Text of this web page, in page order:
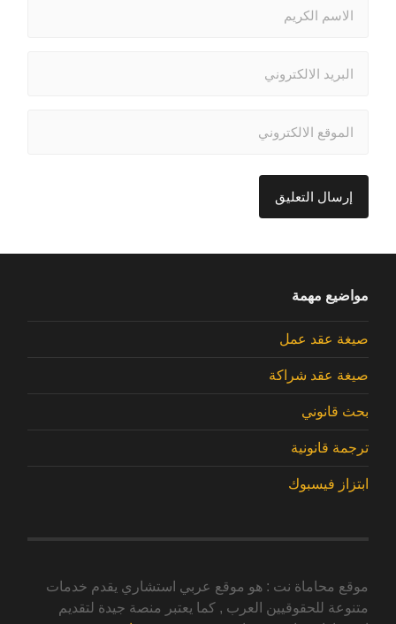
مواضيع مهمة
صيغة عقد عمل
صيغة عقد شراكة
بحث قانوني
ترجمة قانونية
ابتزاز فيسبوك
موقع محاماة نت : هو موقع عربي استشاري يقدم خدمات
متنوعة للحقوقيين العرب , كما يعتبر منصة جيدة لتقديم